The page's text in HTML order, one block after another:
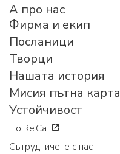
A про нас
Фирма и екип
Посланици
Творци
Нашата история
Мисия пътна карта
Устойчивост
Ho.Re.Ca.
Сътрудничете с нас